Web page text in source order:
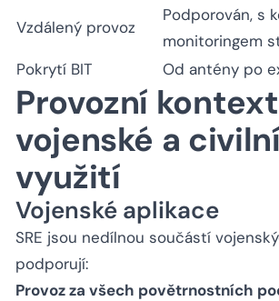
Vzdálený provoz
Podporován, s
monitoringem
Pokrytí BIT
Od antény po
Provozní
vojenské a civilní
využití
Vojenské aplikace
SRE jsou nedílnou součástí
podporují:
Provoz za všech povětrnostních